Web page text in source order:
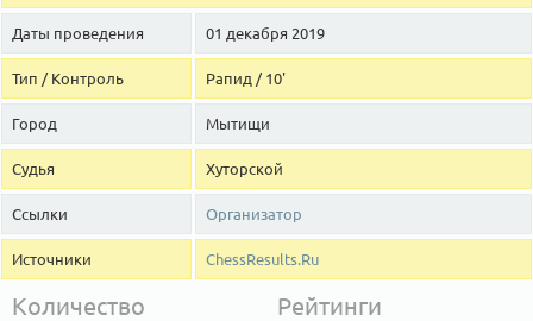
Даты проведения 01 декабря 2019
Тип / Контроль Рапид / 10'
Город Мытищи
Судья Хуторской
Ссылки Организатор
Источники ChessResults.Ru
Количество Рейтинги